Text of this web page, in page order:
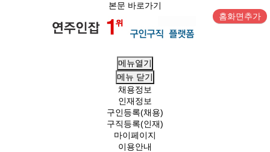
본문 바로가기
홈화면추가
메뉴열기
메뉴 닫기
채용정보
인재정보
구인등록(채용)
구직등록(인재)
마이페이지
이용안내